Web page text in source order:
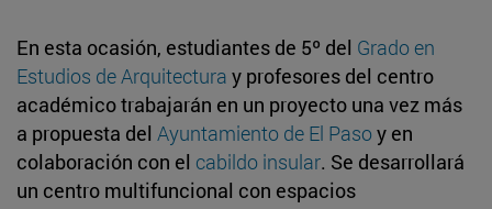
En esta ocasión, estudiantes de 5º del Grado en
Estudios de Arquitectura y profesores del centro
académico trabajarán en un proyecto una vez más
a propuesta del Ayuntamiento de El Pasoy en
colaboración con el cabildo insular. Se desarrollará
un centro multifuncional con espacios